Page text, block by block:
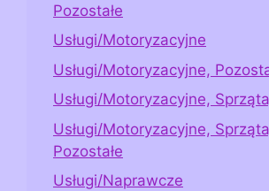
Pozostałe
Usługi/Motoryzacyjne
Usługi/Motoryzacyjne,
Usługi/Motoryzacyjne,
Usługi/Motoryzacyjne,
Pozostałe
Usługi/Naprawcze